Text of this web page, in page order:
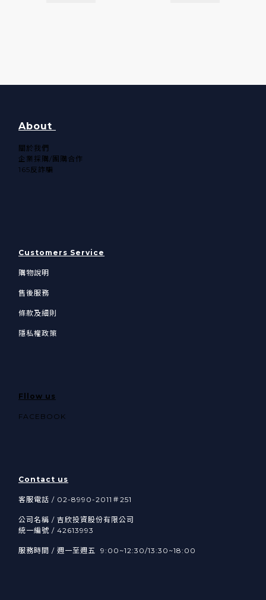
About
關於我們​
企業採購/團購合作
165反詐騙
Customers Service
購物說明
售後服務
條款及細則
隱私權政策
Fllow us
FACEBOOK
Contact us
客服電話 / 02-8990-2011＃251
公司名稱 / 吉欣投資股份有限公司
統一編號 / 42613993
服務時間 / 週一至週五 9:00~12:30/13:30~18:00